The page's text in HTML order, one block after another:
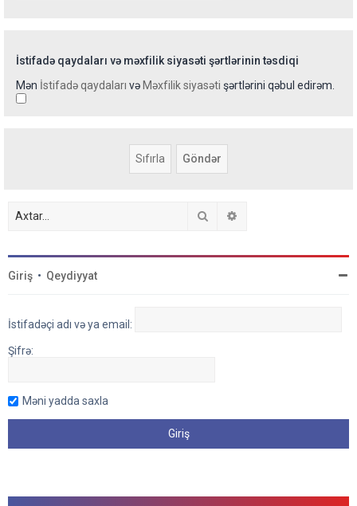
İstifadə qaydaları və məxfilik siyasəti şərtlərinin təsdiqi
Mən İstifadə qaydaları vəMəxfilik siyasəti şərtlərini qəbul edirəm.
Axtar
Giriş • Qeydiyyat
İstifadəçi adı və ya email:
Şifrə:
Məni yadda saxla